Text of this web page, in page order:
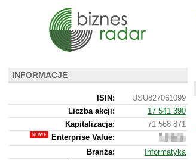
INFORMACJE
ISIN:
USU827061099
Liczba akcji:
17 541 390
Kapitalizacja:
71 568 871
Enterprise Value:
318
845
Branża:
Informatyka